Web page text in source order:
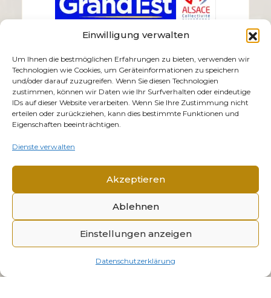
Einwilligung verwalten
Um Ihnen die bestmöglichen Erfahrungen zu bieten, verwenden wir
Technologien wie Cookies, um Geräteinformationen zu speichern
und/oder darauf zuzugreifen. Wenn Sie diesen Technologien
zustimmen, können wir Daten wie Ihr Surfverhalten oder eindeutige
IDs auf dieser Website verarbeiten. Wenn Sie Ihre Zustimmung nicht
erteilen oder zurückziehen, kann dies bestimmte Funktionen und
Eigenschaften beeinträchtigen.
Dienste verwalten
Akzeptieren
Ablehnen
Einstellungen anzeigen
Datenschutzerklärung
© 2026 Mémorial Alsace-Moselle. Alle Rechte
Impressum
Datenschutzerklärung